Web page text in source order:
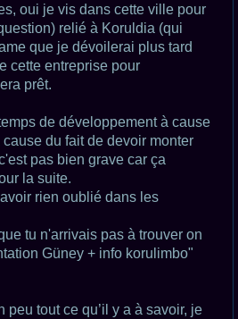
oui je vis dans cette ville pour
relié à Koruldia (qui
que je dévoilerai plus tard
cette entreprise pour
prêt.
de développement à cause
du fait de devoir monter
pas bien grave car ça
la suite.
rien oublié dans les
tu n'arrivais pas à trouver on
Güney + info korulimbo"
peu tout ce qu’il y a à savoir, je